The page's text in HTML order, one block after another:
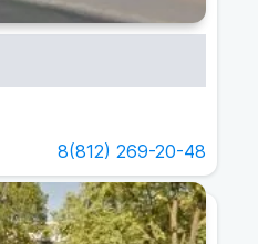
8(812) 269-20-48